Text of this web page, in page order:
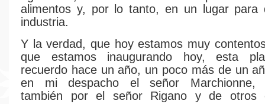
alimentos y, por lo tanto, en un lugar para
industria.
Y la verdad, que hoy estamos muy
que estamos inaugurando hoy, esta
recuerdo hace un año, un poco más de un
en mi despacho el señor Marchionne,
también por el señor Rigano y de otros